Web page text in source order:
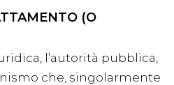
(O
l’autorità pubblica,
che, singolarmente